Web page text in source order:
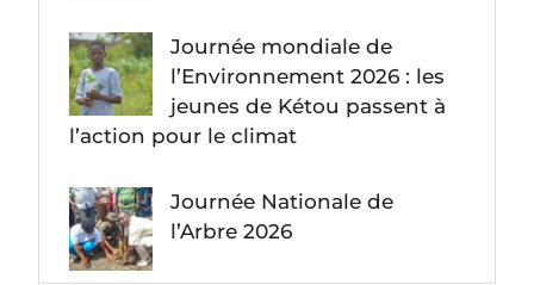
Journée mondiale de
l’Environnement 2026 : les
jeunes de Kétou passent à
l’action pour le climat
Journée Nationale de
l’Arbre 2026